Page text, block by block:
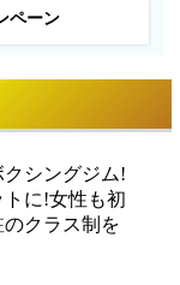
ペーン
シングジム!
に!女性も初
クラス制を